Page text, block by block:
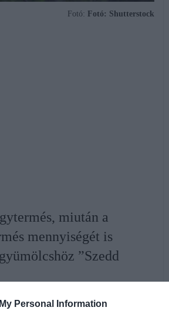
Personal Information
Fotó: Fotó: Shutterstock
miután a
mennyiségét is
”Szedd